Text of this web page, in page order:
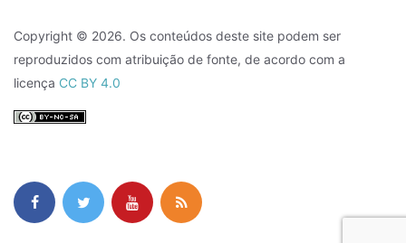
Copyright © 2026. Os conteúdos deste site podem ser
reproduzidos com atribuição de fonte, de acordo com a
licença CC BY 4.0